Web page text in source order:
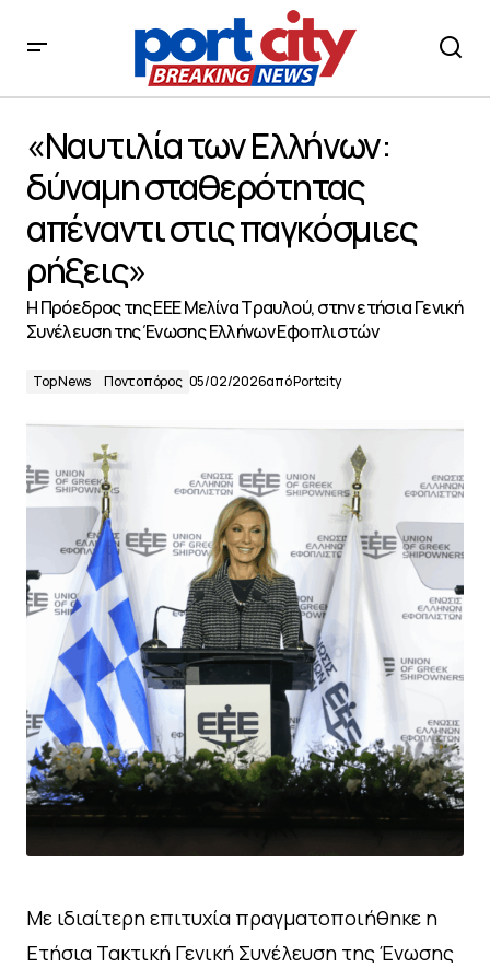
απέναντι στις παγκόσμιες ρήξεις»
«Ναυτιλία των Ελλήνων:
δύναμη σταθερότητας
απέναντι στις παγκόσμιες
ρήξεις»
Η Πρόεδρος της ΕΕΕ Μελίνα Τραυλού, στην ετήσια Γενική
Συνέλευση της Ένωσης Ελλήνων Εφοπλιστών
Top News Ποντοπόρος 05/02/2026απόPortcity
Με ιδιαίτερη επιτυχία πραγματοποιήθηκε η
Ετήσια Τακτική Γενική Συνέλευση της Ένωσης